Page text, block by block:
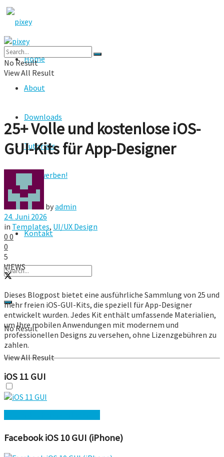
Home
About
Downloads
Tutorials
Hier werben!
FAQ
Kontakt
No Result
View All Result
No Result
View All Result
25+ Volle und kostenlose iOS-
GUI-Kits für App-Designer
byadmin
24. Juni 2026
in Templates, UI/UX Design
0 0
0
5
VIEWS
Dieses Blogpost bietet eine ausführliche Sammlung von 25 und
mehr freien iOS-GUI-Kits, die speziell für App-Designer
entwickelt wurden. Jedes Kit enthält umfassende Materialien,
um Ihre mobilen Anwendungen mit modernem und
professionellen Designs zu versehen, ohne Lizenzgebühren zu
zahlen.
iOS 11 GUI
Facebook iOS 10 GUI (iPhone)